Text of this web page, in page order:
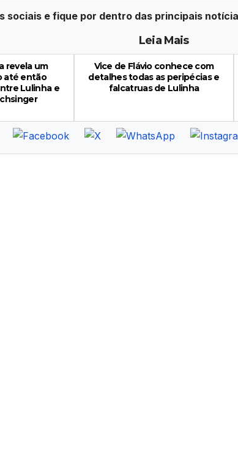
sociais e fique por dentro das principais
Leia Mais
revela um
até então
Lulinha e
Vice de Flávio conhece com
detalhes todas as peripécias e
falcatruas de Lulinha